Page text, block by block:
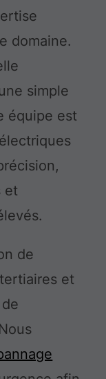
domaine.
simple
équipe est
et
de
et